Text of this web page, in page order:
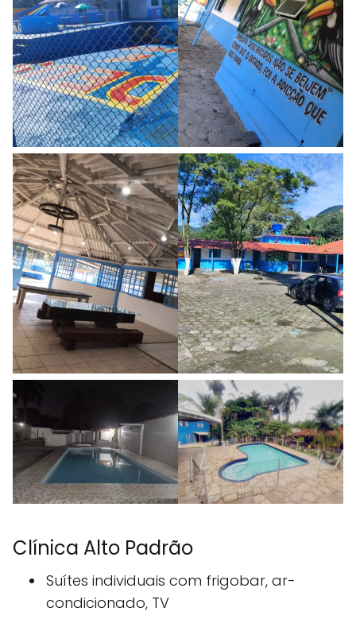
Clínica Alto Padrão
Suítes individuais com frigobar, ar-
condicionado, TV